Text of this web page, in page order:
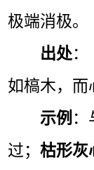
极端消极。
出处：
如槁木，而
示例
过；枯形灰